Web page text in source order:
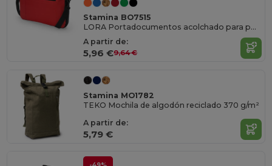
Stamina BO7515
LORA Portadocumentos acolchado para portatil en suave poliéster 600D con bolsillo exterior
A partir de:
5,96 €9,64 €
Stamina MO1782
TEKO Mochila de algodón reciclado 370 g/m²
A partir de:
5,79 €